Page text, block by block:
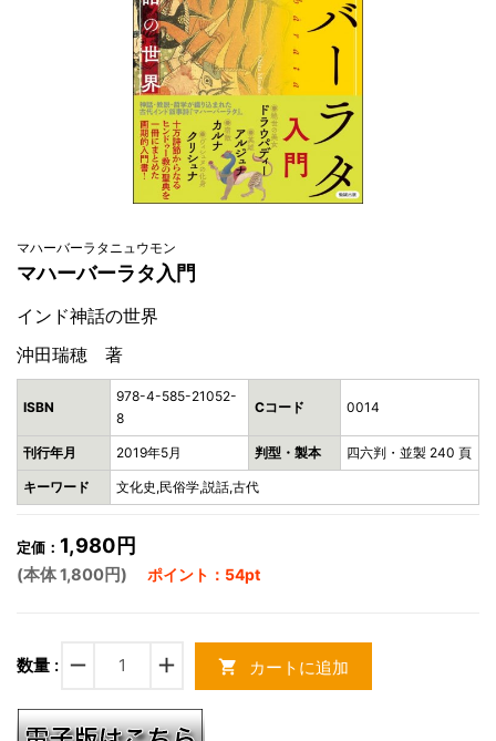
マハーバーラタニュウモン
マハーバーラタ入門
インド神話の世界
沖田瑞穂 著
ISBN
978-4-585-21052-
8
Cコード 0014
刊行年月 2019年5月 判型・製本 四六判・並製 240 頁
キーワード 文化史,民俗学,説話,古代
定価： 1,980円
(本体 1,800円) ポイント：54pt
数量 : remove add shopping_cart カートに追加